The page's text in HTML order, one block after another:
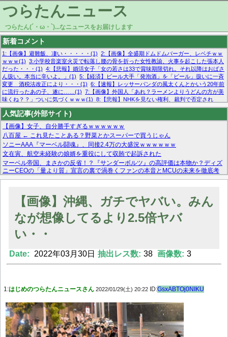
つらたんニュース
つらたん(´・ω・`)...なニュースをお届けします
新着コメント
1:【画像】避難飯、凄い・・・・・(1) 2:【画像】全盛期ドムドムバーガー、レベチｗｗ
ｗｗｗ(1) 3:小学校音楽室火災で転落し腰の骨を折った女性教諭、火事を起こした張本人
だった・・・(1) 4:【悲報】婚活女子「女の若さは33で賞味期限切れ。それ以降はおばさ
ん扱い。本当に辛いよ。」(1) 5:【経済】ビール大手「発泡酒」を「ビール」扱いに一斉
変更 酒税法改正により・・・(1) 6:【速報】レッサーパンダの風太くんとかいう20年前
に流行ったあの子、遂に……(1) 7:【画像】外国人「あれ？ラーメンよりうどんの方が美
味くね？？」ついに気づくｗｗｗ(1) 8:【悲報】NHKを見ない権利、裁判で否定され
る・・・(1) 9:欧州委員長「原発縮小は間違いでした」(1) 10:【悲報】日本企業の人手不
足、限界突破 52%「正社員も足りてません…」(1)
人気記事(外部サイト)
【画像】女子、自分勝手すぎるｗｗｗｗｗｗ
八百屋 ← これ見たことある？野菜とかスーパーで買うじゃん
ソニーAAA『マーベル闘魂』、同接2.4万の大盛況ｗｗｗｗｗｗ
文在寅、航空未経験の娘婿を重役にして収賄で起訴された
マーベル帝国、まさかの反省！？『サンダーボルツ』の高評価は本物か？ディズ
ニーCEOの「量より質」宣言の裏で渦巻くファンの本音とMCUの未来を徹底考
察！
【画像あり】FacebookとかTwitterで拾ったエロ画像貼ってくよ
Powered by livedoor 相互RSS
【画像】沖縄、ガチでヤバい。みん
なが想像してるより2.5倍ヤバ
い・・
Date: 2022年03月30日 抽出レス数: 38 画像数: 3
1:はじめのつらたんニュースさん 2022/01/29(土) 20:22 ID:GsxABTOj0NIKU